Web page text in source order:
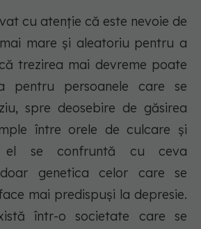
cu atenție că este nevoie de
mare și aleatoriu pentru a
trezirea mai devreme poate
pentru persoanele care se
spre deosebire de găsirea
între orele de culcare și
el se confruntă cu ceva
genetica celor care se
mai predispuși la depresie.
într-o societate care se